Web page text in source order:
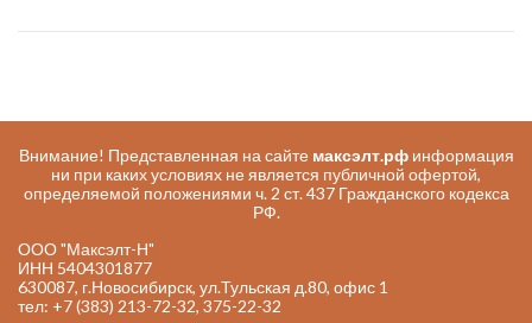
Внимание! Представленная на сайте максэлт.рфинформация
ни при каких условиях не является публичной офертой,
определяемой положениями ч. 2 ст. 437 Гражданского кодекса
РФ.
ООО "Максэлт-Н"
ИНН 5404301877
630087, г.Новосибирск, ул.Тульская д.80, офис 1
тел: +7 (383) 213-72-32, 375-22-32